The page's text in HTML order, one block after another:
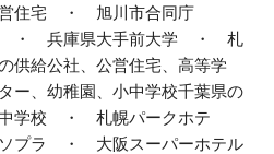
営住宅 ・ 旭川市合同庁
・ 兵庫県大手前大学 ・ 札
給公社、公営住宅、高等学
、幼稚園、小中学校千葉県の
学校 ・ 札幌パークホテ
プラ ・ 大阪スーパーホテル